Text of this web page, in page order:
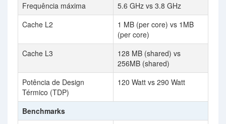
Frequência máxima
5.6 GHz vs 3.8 GHz
Cache L2
1 MB (per core) vs 1MB
(per core)
Cache L3
128 MB (shared) vs
256MB (shared)
Potência de Design
Térmico (TDP)
120 Watt vs 290 Watt
Benchmarks